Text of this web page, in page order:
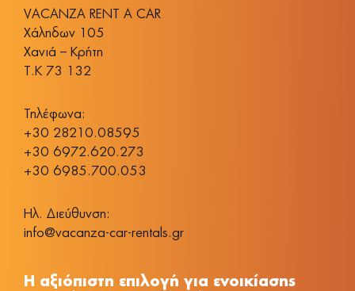
VACANZA RENT A CAR
Χάληδων 105
Χανιά – Κρήτη
Τ.Κ 73 132
Τηλέφωνα:
+30 28210.08595
+30 6972.620.273
+30 6985.700.053
Ηλ. Διεύθυνση:
info@vacanza-car-rentals.gr
Η αξιόπιστη επιλογή για ενοικίασης